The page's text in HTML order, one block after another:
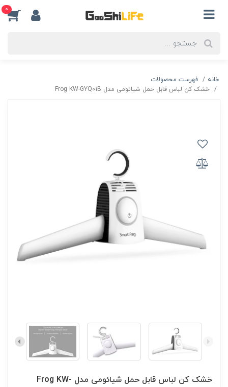
0
خانه
فهرست محصولات
خشک کن لباس قابل حمل شیائومی مدل Frog KW-GYQ01B
خشک کن لباس قابل حمل شیائومی مدل Frog KW-